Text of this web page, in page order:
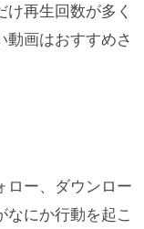
再生回数が多く
動画はおすすめさ
ロー、ダウンロー
なにか行動を起こ